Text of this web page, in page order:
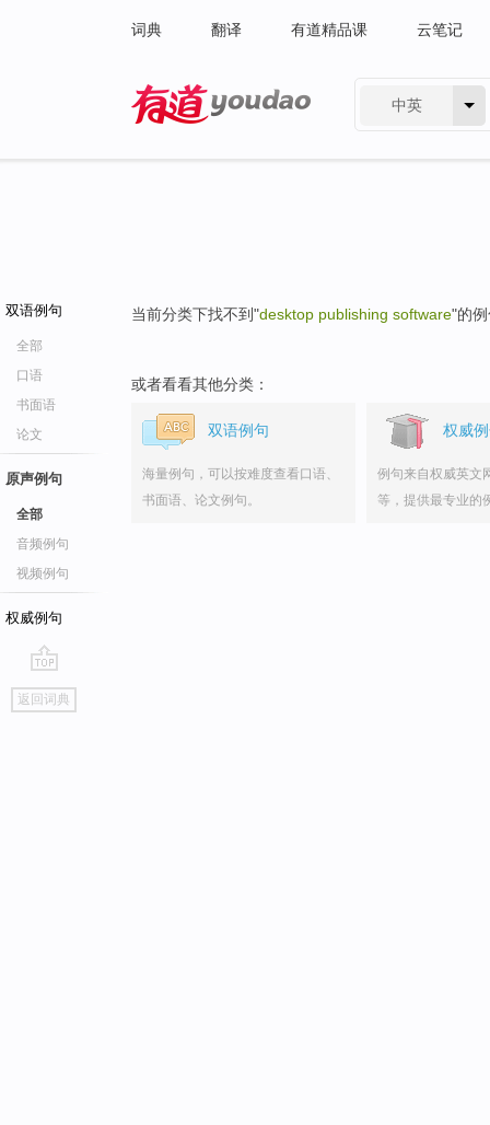
词典 翻译 有道精品课 云笔记
中英
双语例句
全部
口语
书面语
论文
原声例句
全部
音频例句
视频例句
权威例句
go
top
返回词典
当前分类下找不到"desktop publishing software"的
或者看看其他分类：
双语例句
海量例句，可以按难度查看口语、
书面语、论文例句。
权威
例句来自权威英文
等，提供最专业的